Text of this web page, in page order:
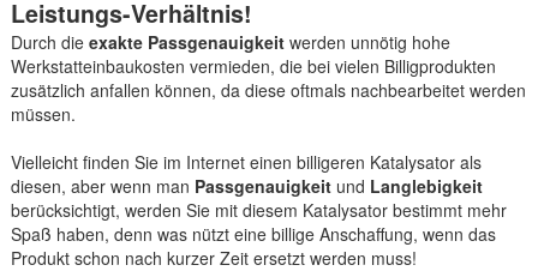
Leistungs-Verhältnis!
Durch dieexakte Passgenauigkeitwerden unnötig hohe
Werkstatteinbaukosten vermieden, die bei vielen Billigprodukten
zusätzlich anfallen können, da diese oftmals nachbearbeitet werden
müssen.
Vielleicht finden Sie im Internet einen billigeren Katalysator als
diesen, aber wenn man Passgenauigkeit und Langlebigkeit
berücksichtigt, werden Sie mit diesem Katalysator bestimmt mehr
Spaß haben, denn was nützt eine billige Anschaffung, wenn das
Produkt schon nach kurzer Zeit ersetzt werden muss!